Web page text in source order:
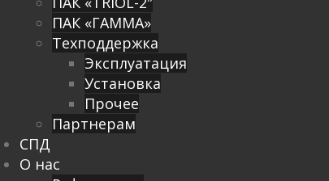
ПАК «ГАММА»
Техподдержка
Эксплуатация
Установка
Прочее
Партнерам
СПД
О нас